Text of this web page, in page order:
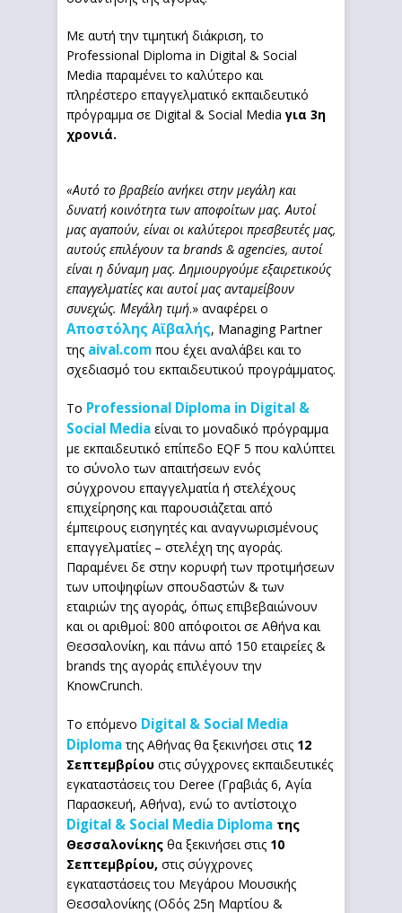
Με αυτή την τιμητική διάκριση, το
Professional Diploma in Digital & Social
Media παραμένει το καλύτερο και
πληρέστερο επαγγελματικό εκπαιδευτικό
πρόγραμμα σε Digital & Social Media για 3η
χρονιά.
«Αυτό το βραβείο ανήκει στην μεγάλη και
δυνατή κοινότητα των αποφοίτων μας. Αυτοί
μας αγαπούν, είναι οι καλύτεροι πρεσβευτές μας,
αυτούς επιλέγουν τα brands & agencies, αυτοί
είναι η δύναμη μας. Δημιουργούμε εξαιρετικούς
επαγγελματίες και αυτοί μας ανταμείβουν
συνεχώς. Μεγάλη τιμή.» αναφέρει ο
Αποστόλης Αϊβαλής, Managing Partner
της aival.com που έχει αναλάβει και το
σχεδιασμό του εκπαιδευτικού προγράμματος.
Το Professional Diploma in Digital &
Social Media είναι το μοναδικό πρόγραμμα
με εκπαιδευτικό επίπεδο EQF 5 που καλύπτει
το σύνολο των απαιτήσεων ενός
σύγχρονου επαγγελματία ή στελέχους
επιχείρησης και παρουσιάζεται από
έμπειρους εισηγητές και αναγνωρισμένους
επαγγελματίες – στελέχη της αγοράς.
Παραμένει δε στην κορυφή των προτιμήσεων
των υποψηφίων σπουδαστών & των
εταιριών της αγοράς, όπως επιβεβαιώνουν
και οι αριθμοί: 800 απόφοιτοι σε Αθήνα και
Θεσσαλονίκη, και πάνω από 150 εταιρείες &
brands της αγοράς επιλέγουν την
KnowCrunch.
Το επόμενο Digital & Social Media
Diplomaτης Αθήνας θα ξεκινήσει στις 12
Σεπτεμβρίου στις σύγχρονες εκπαιδευτικές
εγκαταστάσεις του Deree (Γραβιάς 6, Αγία
Παρασκευή, Αθήνα), ενώ το αντίστοιχο
Digital & Social Media Diploma της
Θεσσαλονίκης θα ξεκινήσει στις 10
Σεπτεμβρίου, στις σύγχρονες
εγκαταστάσεις του Μεγάρου Μουσικής
Θεσσαλονίκης (Οδός 25η Μαρτίου &